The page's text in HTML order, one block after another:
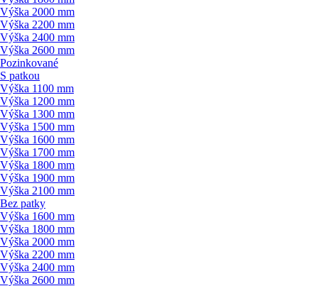
Výška 2000 mm
Výška 2200 mm
Výška 2400 mm
Výška 2600 mm
Pozinkované
S patkou
Výška 1100 mm
Výška 1200 mm
Výška 1300 mm
Výška 1500 mm
Výška 1600 mm
Výška 1700 mm
Výška 1800 mm
Výška 1900 mm
Výška 2100 mm
Bez patky
Výška 1600 mm
Výška 1800 mm
Výška 2000 mm
Výška 2200 mm
Výška 2400 mm
Výška 2600 mm